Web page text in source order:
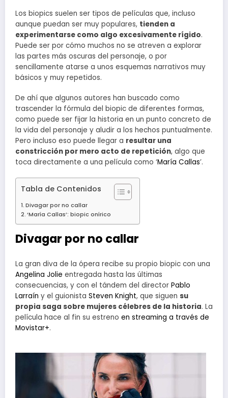
Los biopics suelen ser tipos de películas que, incluso
aunque puedan ser muy populares, tienden a
experimentarse como algo excesivamente rígido.
Puede ser por cómo muchos no se atreven a explorar
las partes más oscuras del personaje, o por
sencillamente atarse a unos esquemas narrativos muy
básicos y muy repetidos.
De ahí que algunos autores han buscado como
trascender la fórmula del biopic de diferentes formas,
como puede ser fijar la historia en un punto concreto de
la vida del personaje y aludir a los hechos puntualmente.
Pero incluso eso puede llegar a resultar una
constricción por mero acto de repetición, algo que
toca directamente a una película como ‘María Callas’.
Tabla de Contenidos
Divagar por no callar
‘María Callas’: biopic onírico
Divagar por no callar
La gran diva de la ópera recibe su propio biopic con una
Angelina Jolie entregada hasta las últimas
consecuencias, y con el tándem del director Pablo
Larraín y el guionista Steven Knight, que siguen su
propia saga sobre mujeres célebres de la historia. La
película hace al fin su estreno en streaming a través de
Movistar+.